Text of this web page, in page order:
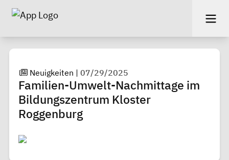
Neuigkeiten |07/29/2025
Familien-Umwelt-Nachmittage im
Bildungszentrum Kloster
Roggenburg